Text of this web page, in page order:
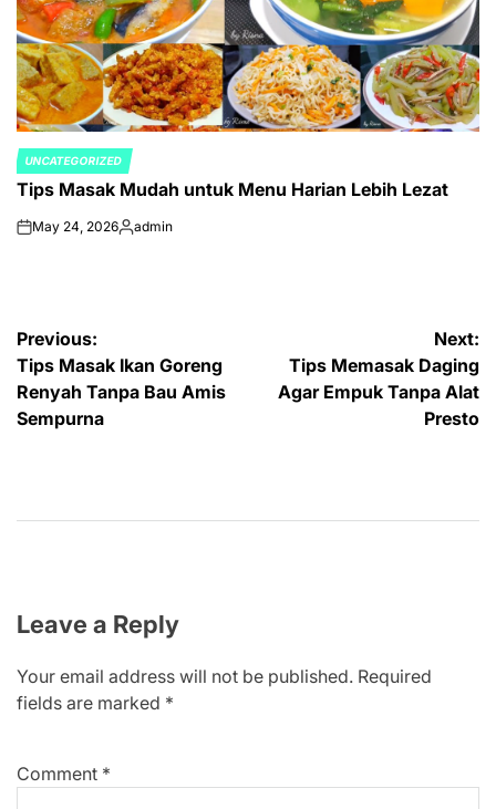
POSTED
IN
UNCATEGORIZED
Tips Masak Mudah untuk Menu Harian Lebih Lezat
onMay 24, 2026Posted
admin
Post
navigation
Previous:
Tips Masak Ikan Goreng
Renyah Tanpa Bau Amis
Sempurna
Next:
Tips Memasak Daging
Agar Empuk Tanpa Alat
Presto
Leave a Reply
Your email address will not be published. Required
fields are marked *
Comment *